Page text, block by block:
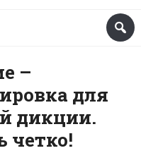
–
для
дикции.
четко!